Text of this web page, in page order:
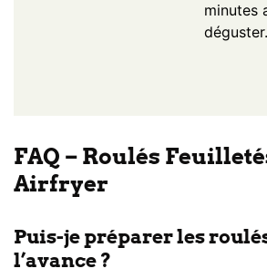
minutes
déguster.
FAQ – Roulés
Airfryer
Puis-je préparer les
l’avance ?